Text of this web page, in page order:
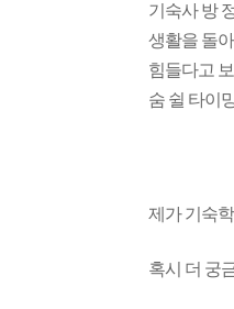
기숙사 방
생활을 돌
힘들다고
숨 쉴 타이
제가 기숙
혹시 더 궁